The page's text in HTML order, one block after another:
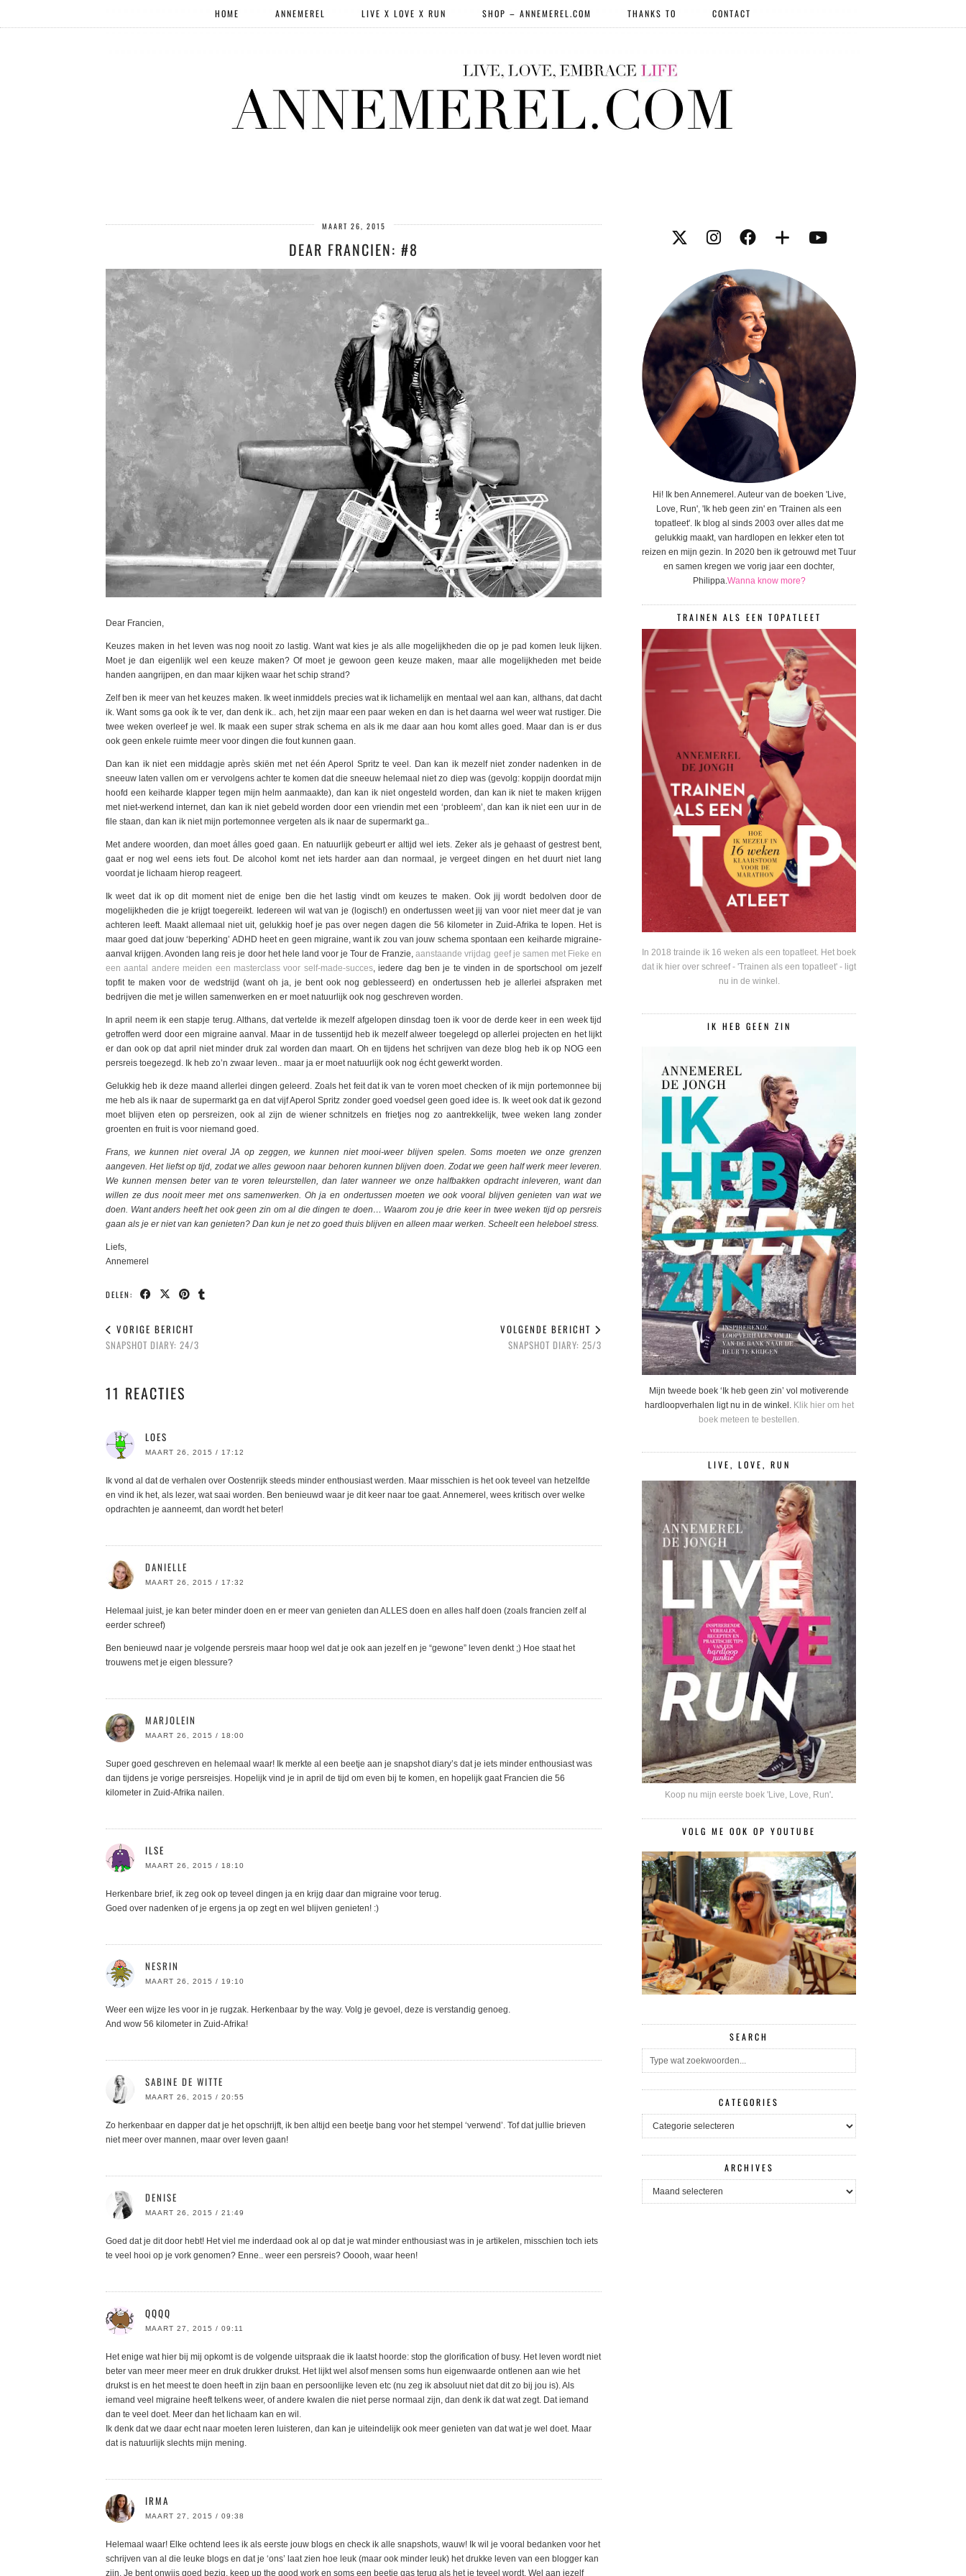
HOME ANNEMEREL LIVE X LOVE X RUN SHOP – ANNEMEREL.COM THANKS TO CONTACT
MAART 26, 2015
DEAR FRANCIEN: #8
Dear Francien,
Keuzes maken in het leven was nog nooit zo lastig. Want wat kies je als alle mogelijkheden die op je pad komen leuk lijken.
Moet je dan eigenlijk wel een keuze maken? Of moet je gewoon geen keuze maken, maar alle mogelijkheden met beide
handen aangrijpen, en dan maar kijken waar het schip strand?
Zelf ben ik meer van het keuzes maken. Ik weet inmiddels precies wat ik lichamelijk en mentaal wel aan kan, althans, dat dacht
ik. Want soms ga ook ík te ver, dan denk ik.. ach, het zijn maar een paar weken en dan is het daarna wel weer wat rustiger. Die
twee weken overleef je wel. Ik maak een super strak schema en als ik me daar aan hou komt alles goed. Maar dan is er dus
ook geen enkele ruimte meer voor dingen die fout kunnen gaan.
Dan kan ik niet een middagje après skiën met net één Aperol Spritz te veel. Dan kan ik mezelf niet zonder nadenken in de
sneeuw laten vallen om er vervolgens achter te komen dat die sneeuw helemaal niet zo diep was (gevolg: koppijn doordat mijn
hoofd een keiharde klapper tegen mijn helm aanmaakte), dan kan ik niet ongesteld worden, dan kan ik niet te maken krijgen
met niet-werkend internet, dan kan ik niet gebeld worden door een vriendin met een ‘probleem’, dan kan ik niet een uur in de
file staan, dan kan ik niet mijn portemonnee vergeten als ik naar de supermarkt ga..
Met andere woorden, dan moet álles goed gaan. En natuurlijk gebeurt er altijd wel iets. Zeker als je gehaast of gestrest bent,
gaat er nog wel eens iets fout. De alcohol komt net iets harder aan dan normaal, je vergeet dingen en het duurt niet lang
voordat je lichaam hierop reageert.
Ik weet dat ik op dit moment niet de enige ben die het lastig vindt om keuzes te maken. Ook jij wordt bedolven door de
mogelijkheden die je krijgt toegereikt. Iedereen wil wat van je (logisch!) en ondertussen weet jij van voor niet meer dat je van
achteren leeft. Maakt allemaal niet uit, gelukkig hoef je pas over negen dagen die 56 kilometer in Zuid-Afrika te lopen. Het is
maar goed dat jouw ‘beperking’ ADHD heet en geen migraine, want ik zou van jouw schema spontaan een keiharde migraine-
aanval krijgen. Avonden lang reis je door het hele land voor je Tour de Franzie,aanstaande vrijdag geef je samen met Fieke en
een aantal andere meiden een masterclass voor self-made-succes, iedere dag ben je te vinden in de sportschool om jezelf
topfit te maken voor de wedstrijd (want oh ja, je bent ook nog geblesseerd) en ondertussen heb je allerlei afspraken met
bedrijven die met je willen samenwerken en er moet natuurlijk ook nog geschreven worden.
In april neem ik een stapje terug. Althans, dat vertelde ik mezelf afgelopen dinsdag toen ik voor de derde keer in een week tijd
getroffen werd door een migraine aanval. Maar in de tussentijd heb ik mezelf alweer toegelegd op allerlei projecten en het lijkt
er dan ook op dat april niet minder druk zal worden dan maart. Oh en tijdens het schrijven van deze blog heb ik op NOG een
persreis toegezegd. Ik heb zo’n zwaar leven.. maar ja er moet natuurlijk ook nog écht gewerkt worden.
Gelukkig heb ik deze maand allerlei dingen geleerd. Zoals het feit dat ik van te voren moet checken of ik mijn portemonnee bij
me heb als ik naar de supermarkt ga en dat vijf Aperol Spritz zonder goed voedsel geen goed idee is. Ik weet ook dat ik gezond
moet blijven eten op persreizen, ook al zijn de wiener schnitzels en frietjes nog zo aantrekkelijk, twee weken lang zonder
groenten en fruit is voor niemand goed.
Frans, we kunnen niet overal JA op zeggen, we kunnen niet mooi-weer blijven spelen. Soms moeten we onze grenzen
aangeven. Het liefst op tijd, zodat we alles gewoon naar behoren kunnen blijven doen. Zodat we geen half werk meer leveren.
We kunnen mensen beter van te voren teleurstellen, dan later wanneer we onze halfbakken opdracht inleveren, want dan
willen ze dus nooit meer met ons samenwerken. Oh ja en ondertussen moeten we ook vooral blijven genieten van wat we
doen. Want anders heeft het ook geen zin om al die dingen te doen… Waarom zou je drie keer in twee weken tijd op persreis
gaan als je er niet van kan genieten? Dan kun je net zo goed thuis blijven en alleen maar werken. Scheelt een heleboel stress.
Liefs,
Annemerel
DELEN:
VORIGE BERICHT
SNAPSHOT DIARY: 24/3
VOLGENDE BERICHT
SNAPSHOT DIARY: 25/3
11 REACTIES
LOES
MAART 26, 2015 / 17:12
Ik vond al dat de verhalen over Oostenrijk steeds minder enthousiast werden. Maar misschien is het ook teveel van hetzelfde
en vind ik het, als lezer, wat saai worden. Ben benieuwd waar je dit keer naar toe gaat. Annemerel, wees kritisch over welke
opdrachten je aanneemt, dan wordt het beter!
DANIELLE
MAART 26, 2015 / 17:32
Helemaal juist, je kan beter minder doen en er meer van genieten dan ALLES doen en alles half doen (zoals francien zelf al
eerder schreef)
Ben benieuwd naar je volgende persreis maar hoop wel dat je ook aan jezelf en je “gewone” leven denkt ;) Hoe staat het
trouwens met je eigen blessure?
MARJOLEIN
MAART 26, 2015 / 18:00
Super goed geschreven en helemaal waar! Ik merkte al een beetje aan je snapshot diary’s dat je iets minder enthousiast was
dan tijdens je vorige persreisjes. Hopelijk vind je in april de tijd om even bij te komen, en hopelijk gaat Francien die 56
kilometer in Zuid-Afrika nailen.
ILSE
MAART 26, 2015 / 18:10
Herkenbare brief, ik zeg ook op teveel dingen ja en krijg daar dan migraine voor terug.
Goed over nadenken of je ergens ja op zegt en wel blijven genieten! :)
NESRIN
MAART 26, 2015 / 19:10
Weer een wijze les voor in je rugzak. Herkenbaar by the way. Volg je gevoel, deze is verstandig genoeg.
And wow 56 kilometer in Zuid-Afrika!
SABINE DE WITTE
MAART 26, 2015 / 20:55
Zo herkenbaar en dapper dat je het opschrijft, ik ben altijd een beetje bang voor het stempel ‘verwend’. Tof dat jullie brieven
niet meer over mannen, maar over leven gaan!
DENISE
MAART 26, 2015 / 21:49
Goed dat je dit door hebt! Het viel me inderdaad ook al op dat je wat minder enthousiast was in je artikelen, misschien toch iets
te veel hooi op je vork genomen? Enne.. weer een persreis? Ooooh, waar heen!
QQQQ
MAART 27, 2015 / 09:11
Het enige wat hier bij mij opkomt is de volgende uitspraak die ik laatst hoorde: stop the glorification of busy. Het leven wordt niet
beter van meer meer meer en druk drukker drukst. Het lijkt wel alsof mensen soms hun eigenwaarde ontlenen aan wie het
drukst is en het meest te doen heeft in zijn baan en persoonlijke leven etc (nu zeg ik absoluut niet dat dit zo bij jou is). Als
iemand veel migraine heeft telkens weer, of andere kwalen die niet perse normaal zijn, dan denk ik dat wat zegt. Dat iemand
dan te veel doet. Meer dan het lichaam kan en wil.
Ik denk dat we daar echt naar moeten leren luisteren, dan kan je uiteindelijk ook meer genieten van dat wat je wel doet. Maar
dat is natuurlijk slechts mijn mening.
IRMA
MAART 27, 2015 / 09:38
Helemaal waar! Elke ochtend lees ik als eerste jouw blogs en check ik alle snapshots, wauw! Ik wil je vooral bedanken voor het
schrijven van al die leuke blogs en dat je ‘ons’ laat zien hoe leuk (maar ook minder leuk) het drukke leven van een blogger kan
zijn. Je bent onwijs goed bezig, keep up the good work en soms een beetje gas terug als het je teveel wordt. Wel aan jezelf
Hi! Ik ben Annemerel. Auteur van de boeken 'Live,
Love, Run', 'Ik heb geen zin' en 'Trainen als een
topatleet'. Ik blog al sinds 2003 over alles dat me
gelukkig maakt, van hardlopen en lekker eten tot
reizen en mijn gezin. In 2020 ben ik getrouwd met Tuur
en samen kregen we vorig jaar een dochter,
Philippa.Wanna know more?
TRAINEN ALS EEN TOPATLEET
In 2018 trainde ik 16 weken als een topatleet. Het boek
dat ik hier over schreef - 'Trainen als een topatleet' - ligt
nu in de winkel.
IK HEB GEEN ZIN
Mijn tweede boek ‘Ik heb geen zin’ vol motiverende
hardloopverhalen ligt nu in de winkel. Klik hier om het
boek meteen te bestellen.
LIVE, LOVE, RUN
Koop nu mijn eerste boek 'Live, Love, Run'.
VOLG ME OOK OP YOUTUBE
SEARCH
CATEGORIES
CATEGORIES
ARCHIVES
ARCHIVES